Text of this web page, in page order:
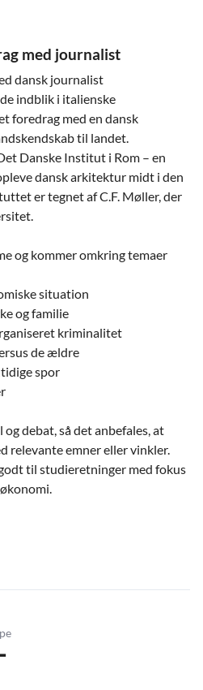
med journalist
dansk journalist
indblik i italienske
foredrag med en dansk
til landet.
Danske Institut i Rom – en
dansk arkitektur midt i den
er tegnet af C.F. Møller, der
og kommer omkring temaer
situation
og familie
kriminalitet
de ældre
spor
debat, så det anbefales, at
relevante emner eller vinkler.
til studieretninger med fokus